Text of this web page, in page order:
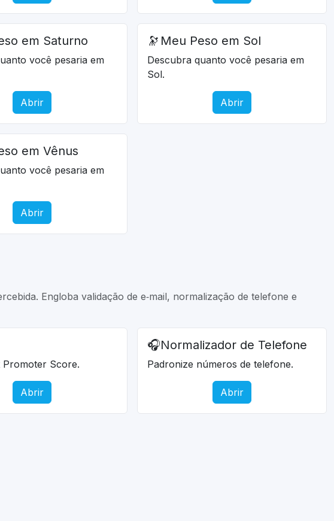
em Saturno
você pesaria em
Abrir
🔭 Meu Peso em Sol
Descubra quanto você pesaria em
Sol.
Abrir
em Vênus
você pesaria em
Abrir
Engloba validação de e‑mail, normalização de telefone e
Promoter Score.
Abrir
🎧Normalizador de Telefone
Padronize números de telefone.
Abrir